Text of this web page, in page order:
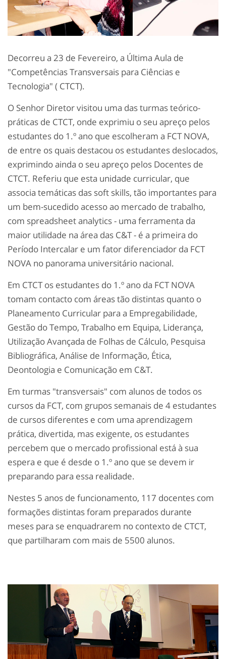
Decorreu a 23 de Fevereiro, a Última Aula de
"Competências Transversais para Ciências e
Tecnologia" ( CTCT).
O Senhor Diretor visitou uma das turmas teórico-
práticas de CTCT, onde exprimiu o seu apreço pelos
estudantes do 1.º ano que escolheram a FCT NOVA,
de entre os quais destacou os estudantes deslocados,
exprimindo ainda o seu apreço pelos Docentes de
CTCT. Referiu que esta unidade curricular, que
associa temáticas das soft skills, tão importantes para
um bem-sucedido acesso ao mercado de trabalho,
com spreadsheet analytics - uma ferramenta da
maior utilidade na área das C&T - é a primeira do
Período Intercalar e um fator diferenciador da FCT
NOVA no panorama universitário nacional.
Em CTCT os estudantes do 1.º ano da FCT NOVA
tomam contacto com áreas tão distintas quanto o
Planeamento Curricular para a Empregabilidade,
Gestão do Tempo, Trabalho em Equipa, Liderança,
Utilização Avançada de Folhas de Cálculo, Pesquisa
Bibliográfica, Análise de Informação, Ética,
Deontologia e Comunicação em C&T.
Em turmas "transversais" com alunos de todos os
cursos da FCT, com grupos semanais de 4 estudantes
de cursos diferentes e com uma aprendizagem
prática, divertida, mas exigente, os estudantes
percebem que o mercado profissional está à sua
espera e que é desde o 1.º ano que se devem ir
preparando para essa realidade.
Nestes 5 anos de funcionamento, 117 docentes com
formações distintas foram preparados durante
meses para se enquadrarem no contexto de CTCT,
que partilharam com mais de 5500 alunos.